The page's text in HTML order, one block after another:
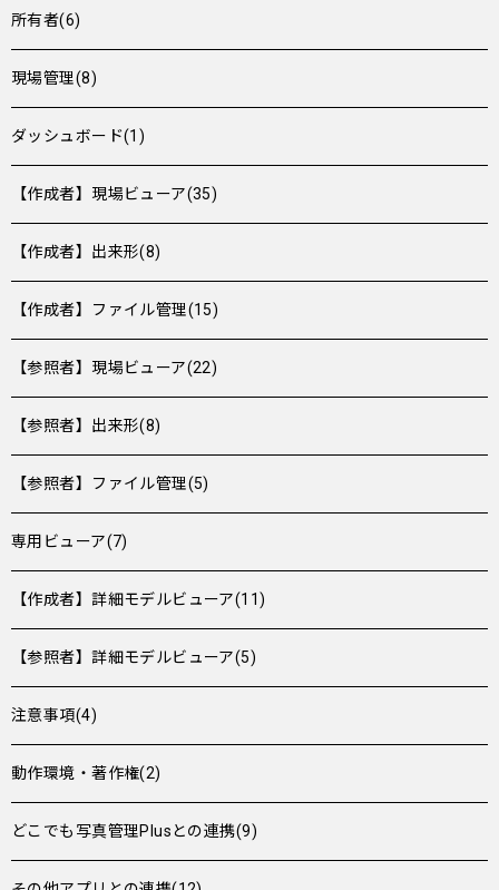
所有者(6)
現場管理(8)
ダッシュボード(1)
【作成者】現場ビューア(35)
【作成者】出来形(8)
【作成者】ファイル管理(15)
【参照者】現場ビューア(22)
【参照者】出来形(8)
【参照者】ファイル管理(5)
専用ビューア(7)
【作成者】詳細モデルビューア(11)
【参照者】詳細モデルビューア(5)
注意事項(4)
動作環境・著作権(2)
どこでも写真管理Plusとの連携(9)